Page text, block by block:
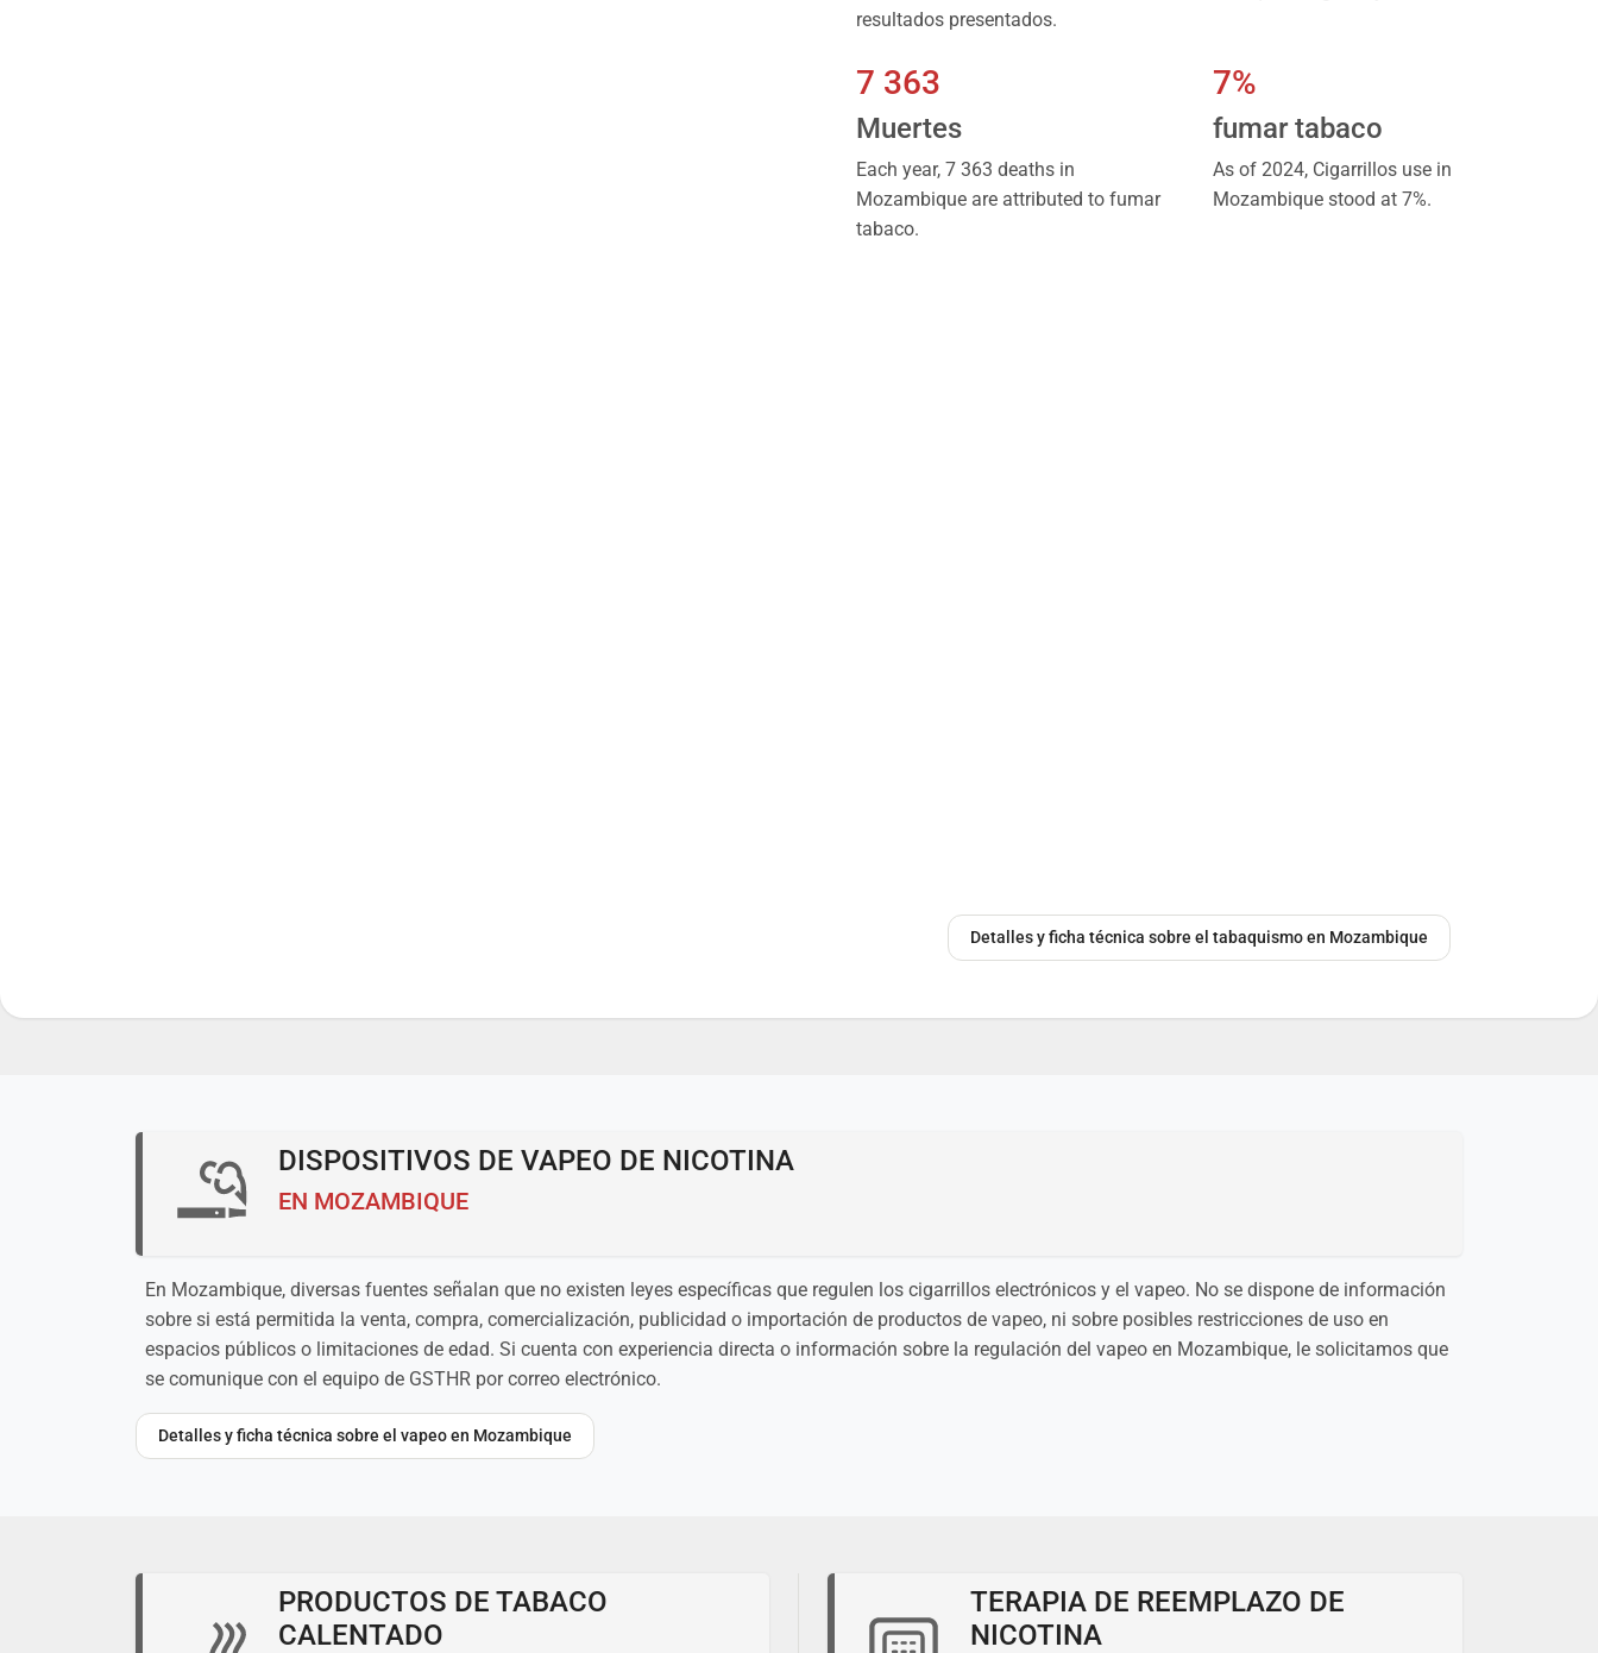
resultados presentados.
7 363
Muertes
Each year, 7 363 deaths in
Mozambique are attributed to fumar
tabaco.
7%
fumar tabaco
As of 2024, Cigarrillos use in
Mozambique stood at 7%.
Detalles y ficha técnica sobre el tabaquismo en Mozambique
DISPOSITIVOS DE VAPEO DE NICOTINA
EN MOZAMBIQUE
En Mozambique, diversas fuentes señalan que no existen leyes específicas que regulen los cigarrillos electrónicos y el vapeo. No se dispone de información
sobre si está permitida la venta, compra, comercialización, publicidad o importación de productos de vapeo, ni sobre posibles restricciones de uso en
espacios públicos o limitaciones de edad. Si cuenta con experiencia directa o información sobre la regulación del vapeo en Mozambique, le solicitamos que
se comunique con el equipo de GSTHR por correo electrónico.
Detalles y ficha técnica sobre el vapeo en Mozambique
PRODUCTOS DE TABACO
CALENTADO
TERAPIA DE REEMPLAZO DE
NICOTINA